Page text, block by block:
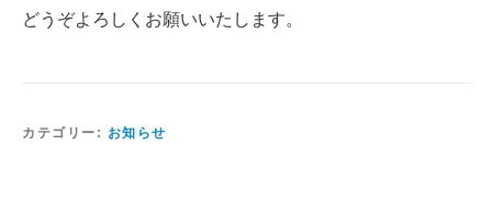
どうぞよろしくお願いいたします。
カテゴリー: お知らせ